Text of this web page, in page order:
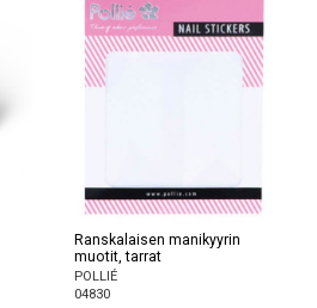
Ranskalaisen manikyyrin
muotit, tarrat
POLLIÉ
04830